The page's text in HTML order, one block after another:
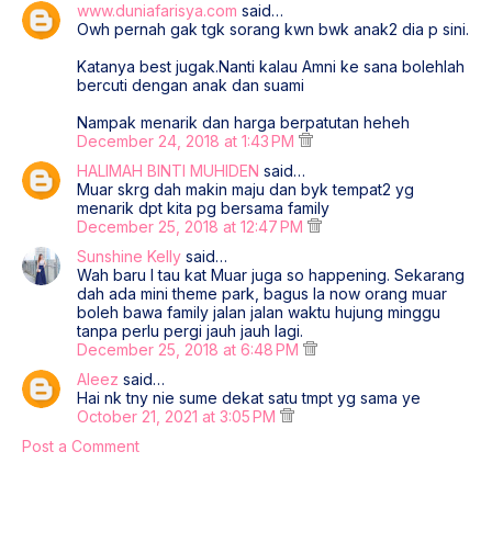
www.duniafarisya.com said…
Owh pernah gak tgk sorang kwn bwk anak2 dia p sini.
Katanya best jugak.Nanti kalau Amni ke sana bolehlah
bercuti dengan anak dan suami
Nampak menarik dan harga berpatutan heheh
December 24, 2018 at 1:43 PM
HALIMAH BINTI MUHIDEN said…
Muar skrg dah makin maju dan byk tempat2 yg
menarik dpt kita pg bersama family
December 25, 2018 at 12:47 PM
Sunshine Kelly said…
Wah baru I tau kat Muar juga so happening. Sekarang
dah ada mini theme park, bagus la now orang muar
boleh bawa family jalan jalan waktu hujung minggu
tanpa perlu pergi jauh jauh lagi.
December 25, 2018 at 6:48 PM
Aleez said…
Hai nk tny nie sume dekat satu tmpt yg sama ye
October 21, 2021 at 3:05 PM
Post a Comment